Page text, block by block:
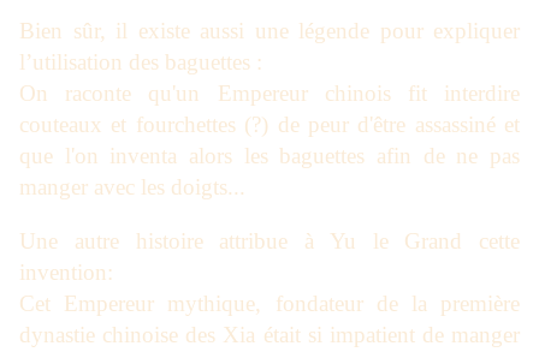
Bien sûr, il existe aussi une légende pour expliquer
l’utilisation des baguettes :
On raconte qu'un Empereur chinois fit interdire
couteaux et fourchettes (?) de peur d'être assassiné et
que l'on inventa alors les baguettes afin de ne pas
manger avec les doigts...
Une autre histoire attribue à Yu le Grand cette
invention:
Cet Empereur mythique, fondateur de la première
dynastie chinoise des Xia était si impatient de manger